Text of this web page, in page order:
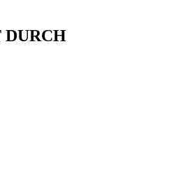
DURCH